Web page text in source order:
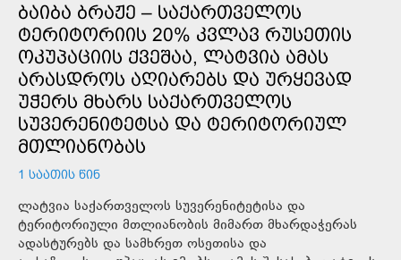
ᲑᲐᲘᲑᲐ ᲑᲠᲐᲟᲔ – ᲡᲐᲥᲐᲠᲗᲕᲔᲚᲝᲡ
ᲢᲔᲠᲘᲢᲝᲠᲘᲘᲡ 20% ᲙᲕᲚᲐᲕ ᲠᲣᲡᲔᲗᲘᲡ
ᲝᲙᲣᲞᲐᲪᲘᲘᲡ ᲥᲕᲔᲨᲐᲐ, ᲚᲐᲢᲕᲘᲐ ᲐᲛᲐᲡ
ᲐᲠᲐᲡᲓᲠᲝᲡ ᲐᲦᲘᲐᲠᲔᲑᲡ ᲓᲐ ᲣᲠᲧᲔᲕᲐᲓ
ᲣᲭᲔᲠᲡ ᲛᲮᲐᲠᲡ ᲡᲐᲥᲐᲠᲗᲕᲔᲚᲝᲡ
ᲡᲣᲕᲔᲠᲔᲜᲘᲢᲔᲢᲡᲐ ᲓᲐ ᲢᲔᲠᲘᲢᲝᲠᲘᲣᲚ
ᲛᲗᲚᲘᲐᲜᲝᲑᲐᲡ
1 ᲡᲐᲐᲗᲘᲡ ᲬᲘᲜ
ლატვია საქართველოს სუვერენიტეტისა და
ტერიტორიული მთლიანობის მიმართ მხარდაჭერას
ადასტურებს და სამხრეთ ოსეთისა და